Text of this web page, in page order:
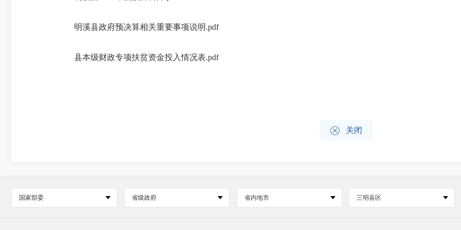
明溪县政府预决算相关重要事项说明.pdf
县本级财政专项扶贫资金投入情况表.pdf
 关闭
国家部委 省级政府 省内地市 三明县区